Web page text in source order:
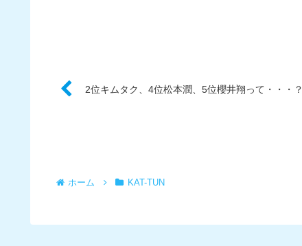
2位キムタク、4位松本潤、5位櫻井翔って・・・？
ホーム KAT-TUN